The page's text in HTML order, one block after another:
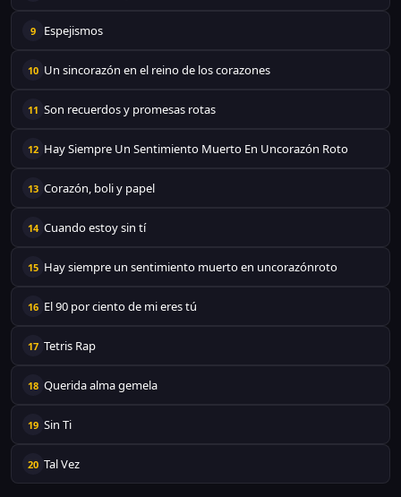
9 Espejismos
10 Un sincorazón en el reino de los corazones
11 Son recuerdos y promesas rotas
12 Hay Siempre Un Sentimiento Muerto En Uncorazón Roto
13 Corazón, boli y papel
14 Cuando estoy sin tí
15 Hay siempre un sentimiento muerto en uncorazónroto
16 El 90 por ciento de mi eres tú
17 Tetris Rap
18 Querida alma gemela
19 Sin Ti
20 Tal Vez